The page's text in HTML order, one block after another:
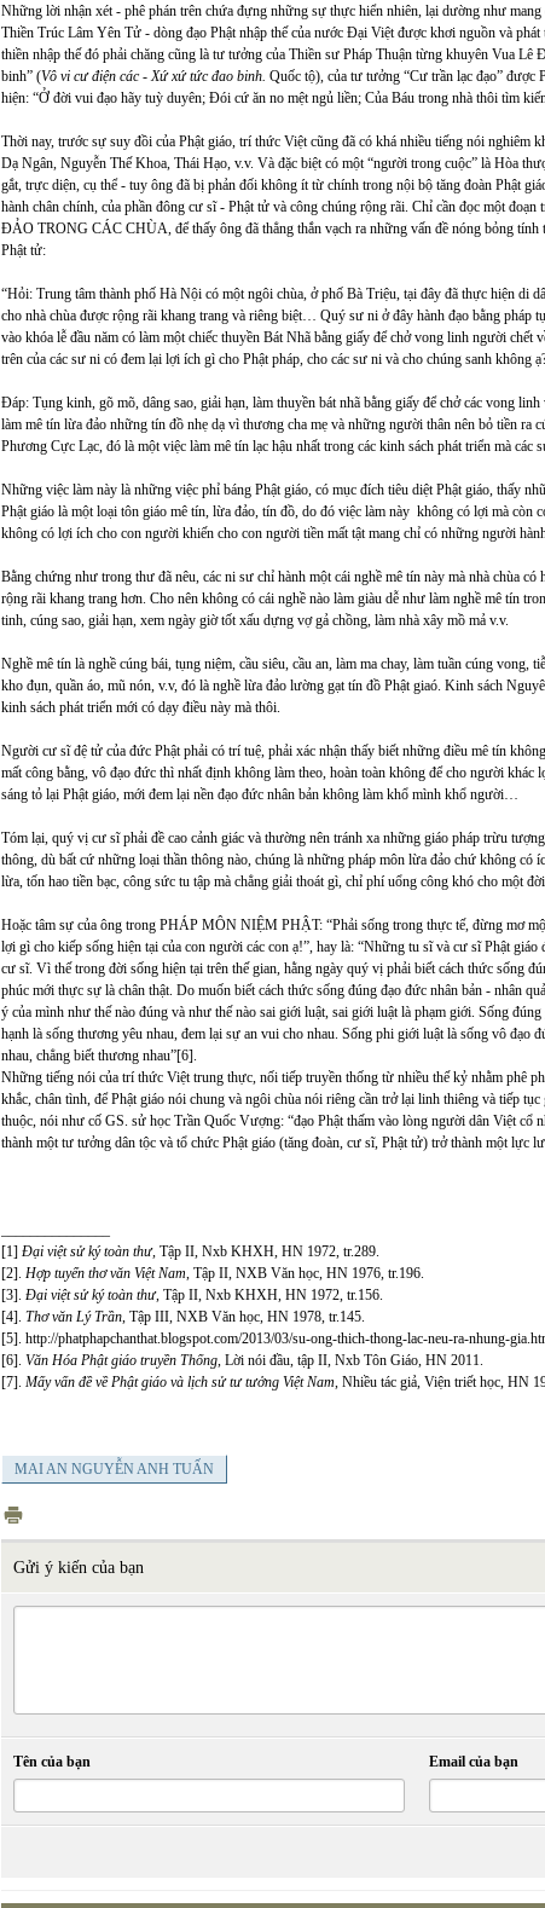
Những lời nhận xét - phê phán trên chứa đựng những sự thực hiển nhiên, lại dường như
Thiền Trúc Lâm Yên Tử - dòng đạo Phật nhập thế của nước Đại Việt được khơi nguồn và
thiền nhập thế đó phải chăng cũng là tư tưởng của Thiền sư Pháp Thuận từng khuyên Vua Lê
binh” (Vô vi cư điện các - Xứ xứ tức đao binh. Quốc tộ), của tư tưởng “Cư trần lạc đạo” được
hiện: “Ở đời vui đạo hãy tuỳ duyên; Đói cứ ăn no mệt ngủ liền; Của Báu trong nhà thôi tìm
Thời nay, trước sự suy đồi của Phật giáo, trí thức Việt cũng đã có khá nhiều tiếng nói nghiêm
Dạ Ngân, Nguyễn Thế Khoa, Thái Hạo, v.v. Và đặc biệt có một “người trong cuộc” là Hòa
gắt, trực diện, cụ thể - tuy ông đã bị phản đối không ít từ chính trong nội bộ tăng đoàn Phật
hành chân chính, của phần đông cư sĩ - Phật tử và công chúng rộng rãi. Chỉ cần đọc một
ĐẢO TRONG CÁC CHÙA, để thấy ông đã thẳng thắn vạch ra những vấn đề nóng bỏng tính
Phật tử:
“Hỏi: Trung tâm thành phố Hà Nội có một ngôi chùa, ở phố Bà Triệu, tại đây đã thực hiện di
cho nhà chùa được rộng rãi khang trang và riêng biệt… Quý sư ni ở đây hành đạo bằng pháp
vào khóa lễ đầu năm có làm một chiếc thuyền Bát Nhã bằng giấy để chở vong linh người
trên của các sư ni có đem lại lợi ích gì cho Phật pháp, cho các sư ni và cho chúng sanh không
Đáp: Tụng kinh, gõ mõ, dâng sao, giải hạn, làm thuyền bát nhã bằng giấy để chở các vong
làm mê tín lừa đảo những tín đồ nhẹ dạ vì thương cha mẹ và những người thân nên bỏ tiền ra
Phương Cực Lạc, đó là một việc làm mê tín lạc hậu nhất trong các kinh sách phát triển mà các
Những việc làm này là những việc phỉ báng Phật giáo, có mục đích tiêu diệt Phật giáo, thấy
Phật giáo là một loại tôn giáo mê tín, lừa đảo, tín đồ, do đó việc làm này không có lợi mà còn
không có lợi ích cho con người khiến cho con người tiền mất tật mang chỉ có những người
Bằng chứng như trong thư đã nêu, các ni sư chỉ hành một cái nghề mê tín này mà nhà chùa có
rộng rãi khang trang hơn. Cho nên không có cái nghề nào làm giàu dễ như làm nghề mê tín
tinh, cúng sao, giải hạn, xem ngày giờ tốt xấu dựng vợ gả chồng, làm nhà xây mồ mả v.v.
Nghề mê tín là nghề cúng bái, tụng niệm, cầu siêu, cầu an, làm ma chay, làm tuần cúng vong,
kho đụn, quần áo, mũ nón, v.v, đó là nghề lừa đảo lường gạt tín đồ Phật giaó. Kinh sách
kinh sách phát triển mới có dạy điều này mà thôi.
Người cư sĩ đệ tử của đức Phật phải có trí tuệ, phải xác nhận thấy biết những điều mê tín
mất công bằng, vô đạo đức thì nhất định không làm theo, hoàn toàn không để cho người
sáng tỏ lại Phật giáo, mới đem lại nền đạo đức nhân bản không làm khổ mình khổ người…
Tóm lại, quý vị cư sĩ phải đề cao cảnh giác và thường nên tránh xa những giáo pháp trừu
thông, dù bất cứ những loại thần thông nào, chúng là những pháp môn lừa đảo chứ không có
lừa, tốn hao tiền bạc, công sức tu tập mà chẳng giải thoát gì, chỉ phí uổng công khó cho một
Hoặc tâm sự của ông trong PHÁP MÔN NIỆM PHẬT: “Phải sống trong thực tế, đừng mơ
lợi gì cho kiếp sống hiện tại của con người các con ạ!”, hay là: “Những tu sĩ và cư sĩ Phật
cư sĩ. Vì thế trong đời sống hiện tại trên thế gian, hằng ngày quý vị phải biết cách thức sống
phúc mới thực sự là chân thật. Do muốn biết cách thức sống đúng đạo đức nhân bản - nhân
ý của mình như thế nào đúng và như thế nào sai giới luật, sai giới luật là phạm giới. Sống
hạnh là sống thương yêu nhau, đem lại sự an vui cho nhau. Sống phi giới luật là sống vô đạo
nhau, chẳng biết thương nhau”[6].
Những tiếng nói của trí thức Việt trung thực, nối tiếp truyền thống từ nhiều thế kỷ nhằm phê
khắc, chân tình, để Phật giáo nói chung và ngôi chùa nói riêng cần trở lại linh thiêng và tiếp
thuộc, nói như cố GS. sử học Trần Quốc Vượng: “đạo Phật thấm vào lòng người dân Việt cổ
thành một tư tưởng dân tộc và tổ chức Phật giáo (tăng đoàn, cư sĩ, Phật tử) trở thành một lực
[1] Đại việt sử ký toàn thư, Tập II, Nxb KHXH, HN 1972, tr.289.
[2]. Hợp tuyển thơ văn Việt Nam , Tập II, NXB Văn học, HN 1976, tr.196.
[3]. Đại việt sử ký toàn thư, Tập II, Nxb KHXH, HN 1972, tr.156.
[4]. Thơ văn Lý Trần , Tập III, NXB Văn học, HN 1978, tr.145.
[5]. http://phatphapchanthat.blogspot.com/2013/03/su-ong-thich-thong-lac-neu-ra-nhung-
[6]. Văn Hóa Phật giáo truyền Thống , Lời nói đầu, tập II, Nxb Tôn Giáo, HN 2011.
[7]. Mấy vấn đề về Phật giáo và lịch sử tư tưởng Việt Nam , Nhiều tác giả, Viện triết học, HN
MAI AN NGUYỄN ANH TUẤN
Gửi ý kiến của bạn
Tên của bạn Email của bạn